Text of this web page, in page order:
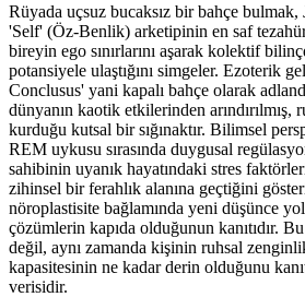
Rüyada uçsuz bucaksız bir bahçe
'Self' (Öz-Benlik) arketipinin en saf
bireyin ego sınırlarını aşarak kolektif
potansiyele ulaştığını simgeler. Ezoterik
Conclusus' yani kapalı bahçe olarak
dünyanın kaotik etkilerinden arındırılmış,
kurduğu kutsal bir sığınaktır. Bilimsel
REM uykusu sırasında duygusal
sahibinin uyanık hayatındaki stres
zihinsel bir ferahlık alanına geçtiğini
nöroplastisite bağlamında yeni düşünce
çözümlerin kapıda olduğunun kanıtıdır.
değil, aynı zamanda kişinin ruhsal
kapasitesinin ne kadar derin olduğunu
verisidir.